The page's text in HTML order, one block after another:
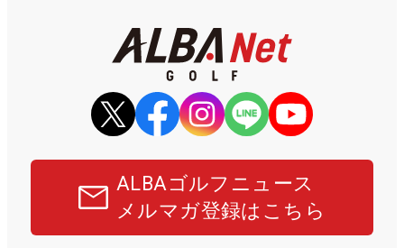
ALBAゴルフニュース
メルマガ登録はこちら